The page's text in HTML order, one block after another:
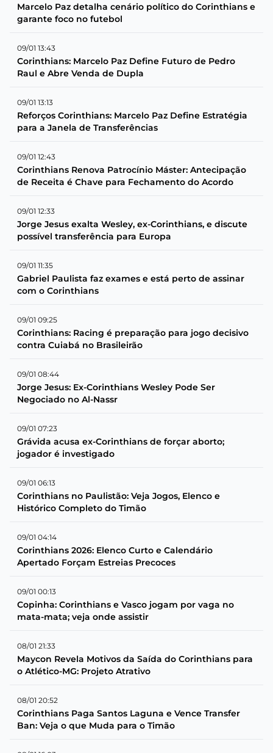
Marcelo Paz detalha cenário político do Corinthians e
garante foco no futebol
09/01 13:43
Corinthians: Marcelo Paz Define Futuro de Pedro
Raul e Abre Venda de Dupla
09/01 13:13
Reforços Corinthians: Marcelo Paz Define Estratégia
para a Janela de Transferências
09/01 12:43
Corinthians Renova Patrocínio Máster: Antecipação
de Receita é Chave para Fechamento do Acordo
09/01 12:33
Jorge Jesus exalta Wesley, ex-Corinthians, e discute
possível transferência para Europa
09/01 11:35
Gabriel Paulista faz exames e está perto de assinar
com o Corinthians
09/01 09:25
Corinthians: Racing é preparação para jogo decisivo
contra Cuiabá no Brasileirão
09/01 08:44
Jorge Jesus: Ex-Corinthians Wesley Pode Ser
Negociado no Al-Nassr
09/01 07:23
Grávida acusa ex-Corinthians de forçar aborto;
jogador é investigado
09/01 06:13
Corinthians no Paulistão: Veja Jogos, Elenco e
Histórico Completo do Timão
09/01 04:14
Corinthians 2026: Elenco Curto e Calendário
Apertado Forçam Estreias Precoces
09/01 00:13
Copinha: Corinthians e Vasco jogam por vaga no
mata-mata; veja onde assistir
08/01 21:33
Maycon Revela Motivos da Saída do Corinthians para
o Atlético-MG: Projeto Atrativo
08/01 20:52
Corinthians Paga Santos Laguna e Vence Transfer
Ban: Veja o que Muda para o Timão